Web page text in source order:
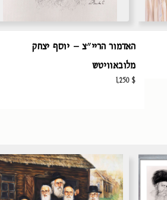
האדמור הריי״צ – יוסף יצחק
מלובאוויטש
1,250 $